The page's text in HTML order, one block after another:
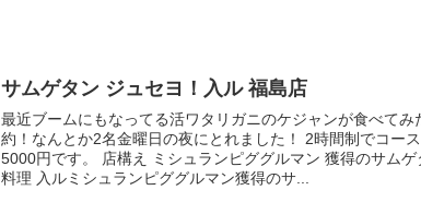
サムゲタン ジュセヨ！入ル 福島店
最近ブームにもなってる活ワタリガニのケジャンが食べてみ
約！なんとか2名金曜日の夜にとれました！ 2時間制でコー
5000円です。 店構え ミシュランピググルマン 獲得のサムゲ
料理 入ルミシュランピググルマン獲得のサ...